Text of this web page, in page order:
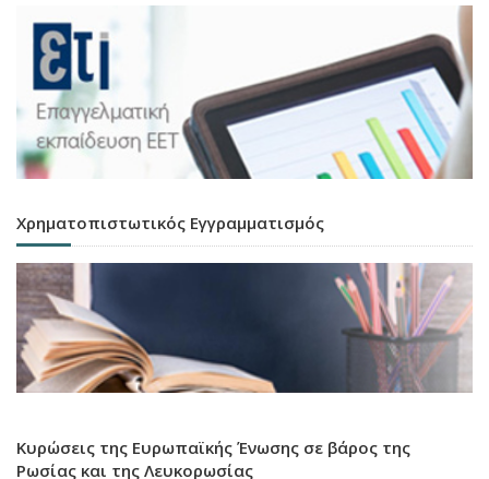
Χρηματοπιστωτικός Εγγραμματισμός
Κυρώσεις της Ευρωπαϊκής Ένωσης σε βάρος της
Ρωσίας και της Λευκορωσίας